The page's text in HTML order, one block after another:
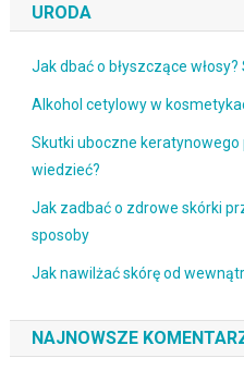
URODA
Jak dbać o błyszczące
Alkohol cetylowy w
Skutki uboczne
wiedzieć?
Jak zadbać o zdrowe skórki
sposoby
Jak nawilżać skórę od
NAJNOWSZE